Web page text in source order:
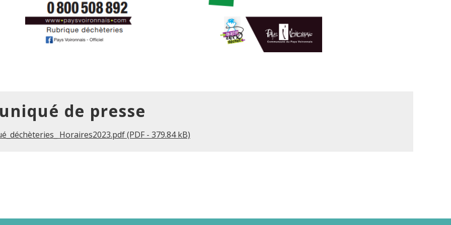
de presse
Horaires2023.pdf (PDF - 379.84 kB)